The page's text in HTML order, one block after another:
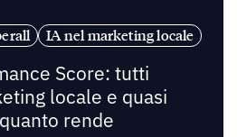
IA nel marketing locale
Score: tutti
locale e quasi
rende